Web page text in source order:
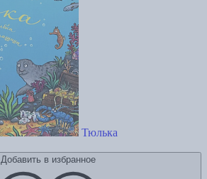
Тюлька
Добавить в избранное